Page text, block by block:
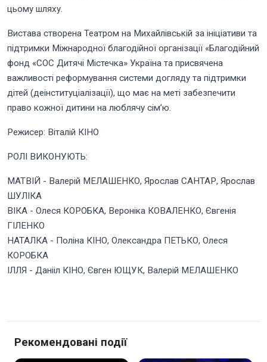
цьому шляху.
Вистава створена Театром на Михайлівській за ініціативи та
підтримки Міжнародної благодійної організації «Благодійний
фонд «СОС Дитячі Містечка» Україна та присвячена
важливості реформування системи догляду та підтримки
дітей (деінституціалізації), що має на меті забезпечити
право кожної дитини на люблячу сім’ю.
Режисер: Віталій КІНО
РОЛІ ВИКОНУЮТЬ:
МАТВІЙ - Валерій МЕЛАШЕНКО, Ярослав САНТАР, Ярослав
ШУЛІКА
ВІКА - Олеся КОРОБКА, Вероніка КОВАЛЕНКО, Євгенія
ГІЛЕНКО
НАТАЛКА - Поліна КІНО, Олександра ПЕТЬКО, Олеся
КОРОБКА
ІЛЛЯ - Данііл КІНО, Євген ЮЩУК, Валерій МЕЛАШЕНКО
Рекомендовані події